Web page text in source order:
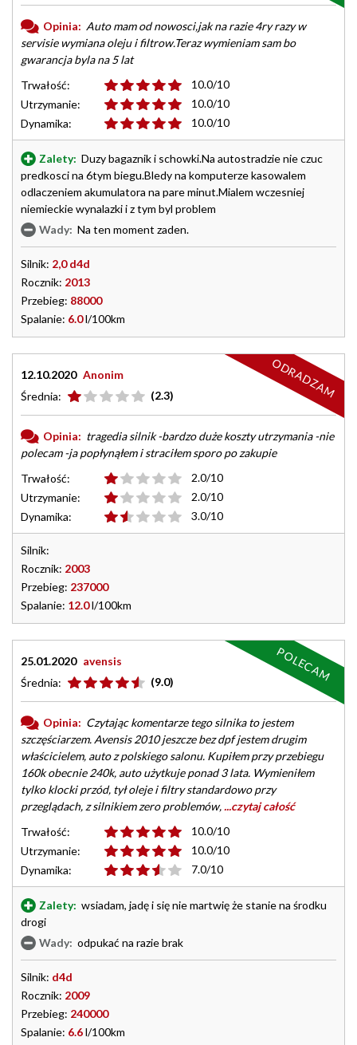
Opinia: Auto mam od nowosci,jak na razie 4ry razy w
servisie wymiana oleju i filtrow.Teraz wymieniam sam bo
gwarancja byla na 5 lat
Trwałość:
10.0/10
Utrzymanie:
10.0/10
Dynamika:
10.0/10
Zalety: Duzy bagaznik i schowki.Na autostradzie nie czuc
predkosci na 6tym biegu.Bledy na komputerze kasowalem
odlaczeniem akumulatora na pare minut.Mialem wczesniej
niemieckie wynalazki i z tym byl problem
Wady: Na ten moment zaden.
Silnik: 2,0 d4d
Rocznik: 2013
Przebieg: 88000
Spalanie: 6.0l/100km
12.10.2020 Anonim
Średnia:
(2.3)
Opinia: tragedia silnik -bardzo duże koszty utrzymania -nie
polecam -ja popłynąłem i straciłem sporo po zakupie
Trwałość:
2.0/10
Utrzymanie:
2.0/10
Dynamika:
3.0/10
Silnik:
Rocznik: 2003
Przebieg: 237000
Spalanie: 12.0l/100km
ODRADZAM
25.01.2020 avensis
Średnia:
(9.0)
Opinia: Czytając komentarze tego silnika to jestem
szczęściarzem. Avensis 2010 jeszcze bez dpf jestem drugim
właścicielem, auto z polskiego salonu. Kupiłem przy przebiegu
160k obecnie 240k, auto użytkuje ponad 3 lata. Wymieniłem
tylko klocki przód, tył oleje i filtry standardowo przy
przeglądach, z silnikiem zero problemów, ...czytaj całość
Trwałość:
10.0/10
Utrzymanie:
10.0/10
Dynamika:
7.0/10
Zalety: wsiadam, jadę i się nie martwię że stanie na środku
drogi
Wady: odpukać na razie brak
Silnik: d4d
Rocznik: 2009
Przebieg: 240000
Spalanie: 6.6l/100km
POLECAM